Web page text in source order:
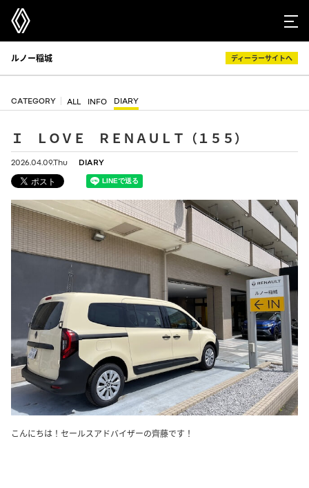
ルノー稲城 ディーラーサイトへ
CATEGORY ALL INFO DIARY
Ｉ ＬＯＶＥ ＲＥＮＡＵＬＴ（１５５）
2026.04.09.Thu DIARY
こんにちは！セールスアドバイザーの齊藤です！